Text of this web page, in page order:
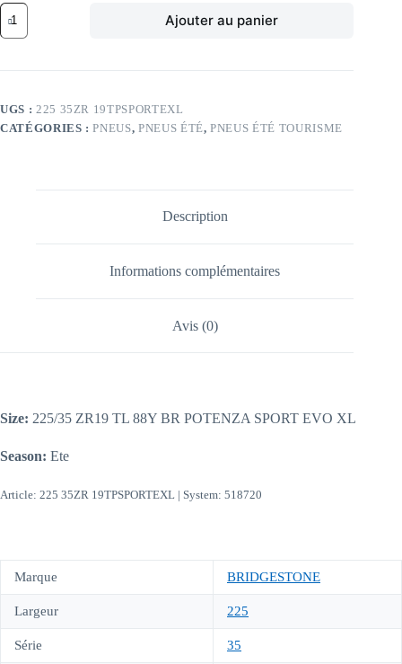
quantité
de
BR
BR
EVO
XL
Ajouter au panier
UGS : 225 35ZR 19TPSPORTEXL
CATÉGORIES :PNEUS,PNEUS ÉTÉ,PNEUS ÉTÉ TOURISME
Description
Informations complémentaires
Avis (0)
Size: 225/35 ZR19 TL 88Y BR POTENZA SPORT EVO XL
Season: Ete
Article: 225 35ZR 19TPSPORTEXL | System: 518720
Marque BRIDGESTONE
Largeur 225
Série 35